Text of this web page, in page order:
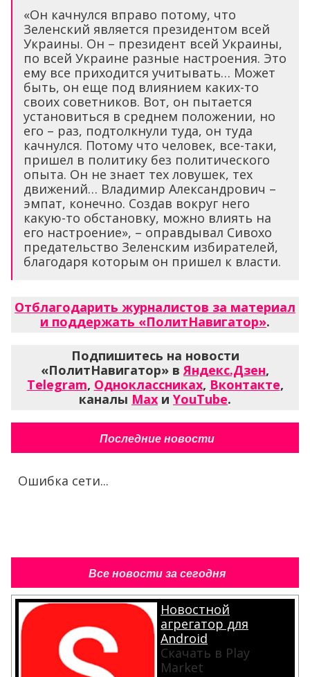
«Он качнулся вправо потому, что
Зеленский является президентом всей
Украины. Он – президент всей Украины,
по всей Украине разные настроения. Это
ему все приходится учитывать… Может
быть, он еще под влиянием каких-то
своих советников. Вот, он пытается
установиться в среднем положении, но
его – раз, подтолкнули туда, он туда
качнулся. Потому что человек, все-таки,
пришел в политику без политического
опыта. Он не знает тех ловушек, тех
движений… Владимир Александрович –
эмпат, конечно. Создав вокруг него
какую-то обстановку, можно влиять на
его настроение», – оправдывал Сивохо
предательство Зеленским избирателей,
благодаря которым он пришел к власти.
Отблагодарить журналистов за материал
и поддержать «ПолитНавигатор».
Подпишитесь на новости
«ПолитНавигатор» в Яндекс.Дзен,
Telegram, Одноклассниках, Вконтакте,
каналы Max и YouTube.
Последние новости
Ошибка сети...
Все новости за сегодня
Новостной
агрегатор для
Android
Скачать в Play
Market